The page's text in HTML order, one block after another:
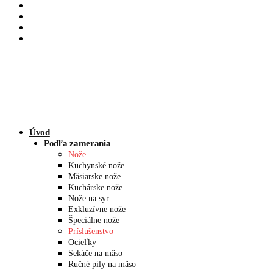
Úvod
Podľa zamerania
Nože
Kuchynské nože
Mäsiarske nože
Kuchárske nože
Nože na syr
Exkluzívne nože
Špeciálne nože
Príslušenstvo
Ocieľky
Sekáče na mäso
Ručné píly na mäso